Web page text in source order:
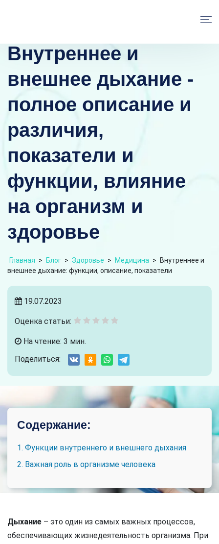
Внутреннее и
внешнее дыхание -
полное описание и
различия,
показатели и
функции, влияние
на организм и
здоровье
Главная > Блог > Здоровье > Медицина >
Внутреннее и
внешнее дыхание: функции, описание, показатели
19.07.2023
Оценка статьи:
На чтение: 3 мин.
Поделиться:
Содержание:
1. Функции внутреннего и внешнего дыхания
2. Важная роль в организме человека
Дыхание – это один из самых важных процессов,
обеспечивающих жизнедеятельность организма. При